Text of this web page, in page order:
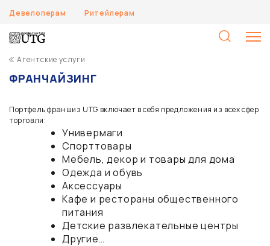
Девелоперам Ритейлерам
Агентские услуги
ФРАНЧАЙЗИНГ
Портфель франшиз UTG включает в себя предложения из всех сфер
торговли:
Универмаги
Спорттовары
Мебель, декор и товары для дома
Одежда и обувь
Аксессуары
Кафе и рестораны общественного
питания
Детские развлекательные центры
Другие…